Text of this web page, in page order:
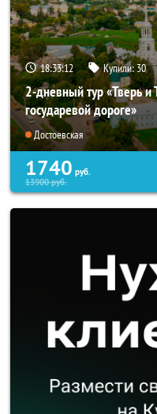
18:33:10 Купили:30
2-дневный тур «Тверь и
государевой дороге»
Достоевская
1740 руб.
13900руб.